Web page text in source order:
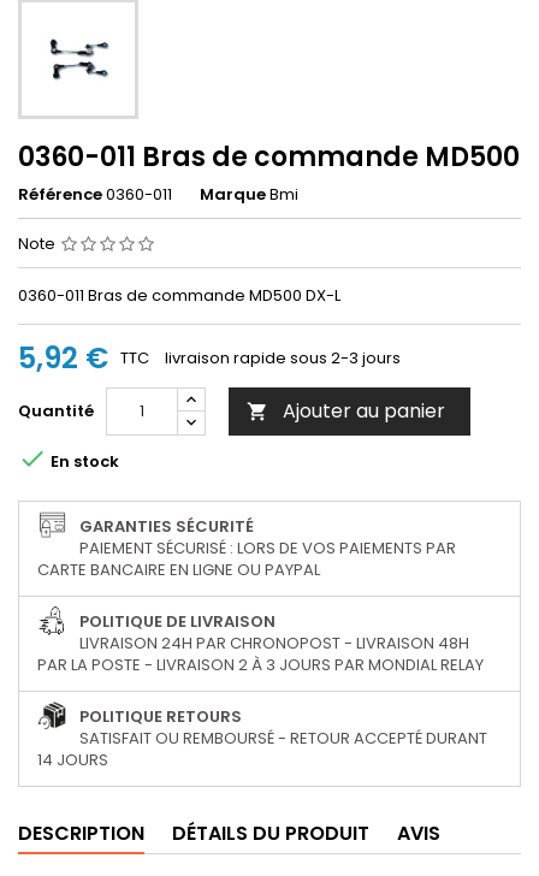
0360-011 Bras de commande MD500
Référence0360-011 MarqueBmi
Note
0360-011 Bras de commande MD500 DX-L
5,92 € TTC livraison rapide sous 2-3 jours
Quantité  Ajouter au panier
 En stock
GARANTIES SÉCURITÉ
PAIEMENT SÉCURISÉ : LORS DE VOS PAIEMENTS PAR
CARTE BANCAIRE EN LIGNE OU PAYPAL
POLITIQUE DE LIVRAISON
LIVRAISON 24H PAR CHRONOPOST - LIVRAISON 48H
PAR LA POSTE - LIVRAISON 2 À 3 JOURS PAR MONDIAL RELAY
POLITIQUE RETOURS
SATISFAIT OU REMBOURSÉ - RETOUR ACCEPTÉ DURANT
14 JOURS
DESCRIPTION DÉTAILS DU PRODUIT AVIS